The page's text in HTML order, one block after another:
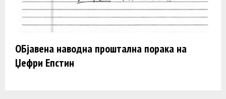
ОБјавена наводна проштална порака на
Џефри Епстин